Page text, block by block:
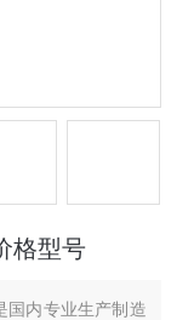
格型号
国内专业生产制造